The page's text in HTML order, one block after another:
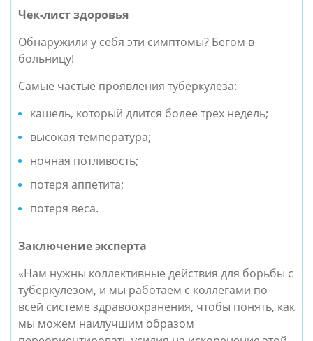
Чек-лист здоровья
Обнаружили у себя эти симптомы? Бегом в
больницу!
Самые частые проявления туберкулеза:
кашель, который длится более трех недель;
высокая температура;
ночная потливость;
потеря аппетита;
потеря веса.
Заключение эксперта
«Нам нужны коллективные действия для борьбы с
туберкулезом, и мы работаем с коллегами по
всей системе здравоохранения, чтобы понять, как
мы можем наилучшим образом